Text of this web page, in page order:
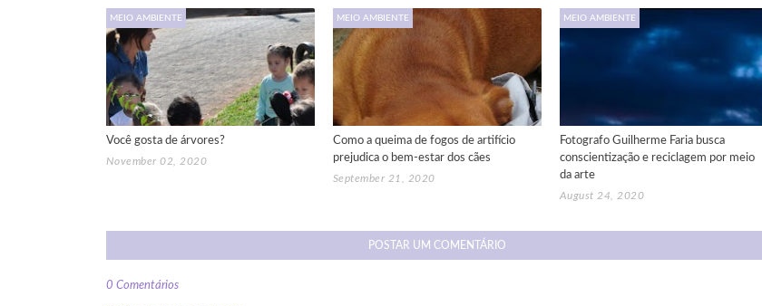
MEIO AMBIENTE
Você gosta de árvores?
November 02, 2020
MEIO AMBIENTE
Como a queima de fogos de artifício
prejudica o bem-estar dos cães
September 21, 2020
MEIO AMBIENTE
Fotografo Guilherme Faria busca
conscientização e reciclagem por meio
da arte
August 24, 2020
POSTAR UM COMENTÁRIO
0 Comentários